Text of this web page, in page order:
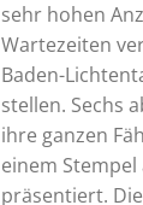
sehr hohen
Wartezeiten
Baden-
stellen. Sechs
ihre ganzen
einem
präsentiert.